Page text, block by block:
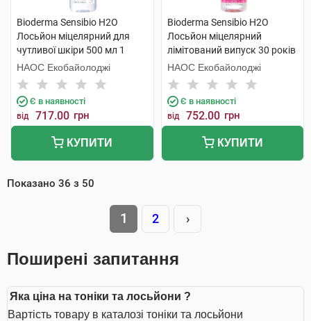
Bioderma Sensibio H2O
Лосьйон міцелярний для
чутливої шкіри 500 мл 1
флакон
НАОС Екобайолоджі
Є в наявності
від 717.00 грн
КУПИТИ
Bioderma Sensibio Н2О
Лосьйон міцелярний
лімітований випуск 30 років
500 мл 1 флакон
НАОС Екобайолоджі
Є в наявності
від 752.00 грн
КУПИТИ
Показано 36 з 50
1 2 ›
Поширені запитання
Яка ціна на тоніки та лосьйони ?
Вартість товару в каталозі тоніки та лосьйони